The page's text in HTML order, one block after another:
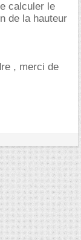
calculer le
de la hauteur
, merci de